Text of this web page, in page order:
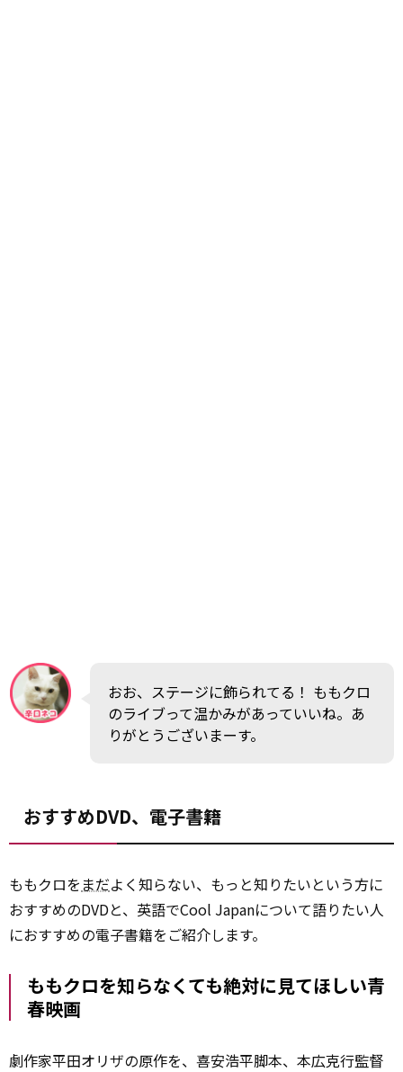
おお、ステージに飾られてる！ ももクロ
のライブって温かみがあっていいね。あ
りがとうございまーす。
おすすめDVD、電子書籍
ももクロを まだよく知らない、もっと知りたいという方に
おすすめのDVDと、英語でCool Japanについて語りたい人
におすすめの電子書籍をご紹介します。
ももクロを知らなくても絶対に見てほしい青
春映画
劇作家平田オリザの原作を、喜安浩平脚本、本広克行監督